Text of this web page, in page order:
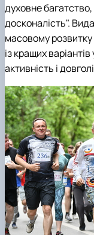
духовне
досконалість".
масовому розвитку
із кращих
активність і